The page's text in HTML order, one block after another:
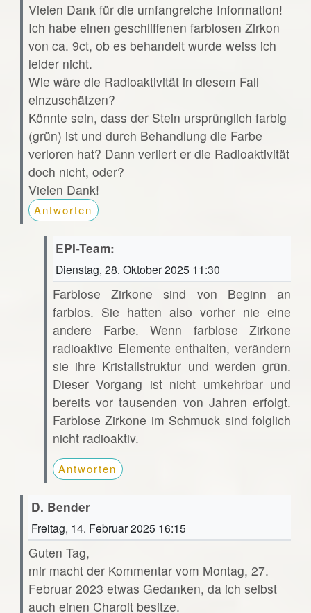
Vielen Dank für die umfangreiche Information!
Ich habe einen geschliffenen farblosen Zirkon
von ca. 9ct, ob es behandelt wurde weiss ich
leider nicht.
Wie wäre die Radioaktivität in diesem Fall
einzuschätzen?
Könnte sein, dass der Stein ursprünglich farbig
(grün) ist und durch Behandlung die Farbe
verloren hat? Dann verliert er die Radioaktivität
doch nicht, oder?
Vielen Dank!
Antworten
EPI-Team:
Dienstag, 28. Oktober 2025 11:30
Farblose Zirkone sind von Beginn an
farblos. Sie hatten also vorher nie eine
andere Farbe. Wenn farblose Zirkone
radioaktive Elemente enthalten, verändern
sie ihre Kristallstruktur und werden grün.
Dieser Vorgang ist nicht umkehrbar und
bereits vor tausenden von Jahren erfolgt.
Farblose Zirkone im Schmuck sind folglich
nicht radioaktiv.
Antworten
D. Bender
Freitag, 14. Februar 2025 16:15
Guten Tag,
mir macht der Kommentar vom Montag, 27.
Februar 2023 etwas Gedanken, da ich selbst
auch einen Charoit besitze.